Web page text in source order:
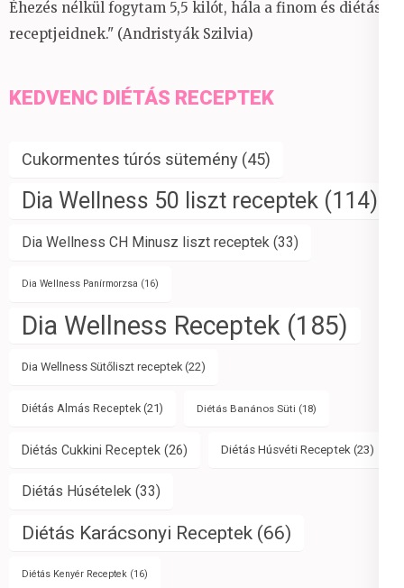
Éhezés nélkül fogytam 5,5 kilót, hála a finom és diétás
receptjeidnek." (Andristyák Szilvia)
KEDVENC DIÉTÁS RECEPTEK
Cukormentes túrós sütemény (45)
Dia Wellness 50 liszt receptek (114)
Dia Wellness CH Minusz liszt receptek (33)
Dia Wellness Panírmorzsa (16)
Dia Wellness Receptek (185)
Dia Wellness Sütőliszt receptek (22)
Diétás Almás Receptek (21) Diétás Banános Süti (18)
Diétás Cukkini Receptek (26) Diétás Húsvéti Receptek (23)
Diétás Húsételek (33)
Diétás Karácsonyi Receptek (66)
Diétás Kenyér Receptek (16)